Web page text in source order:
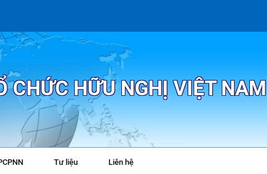
CHỨC HỮU NGHỊ VIỆT NAM
Tư liệu Liên hệ